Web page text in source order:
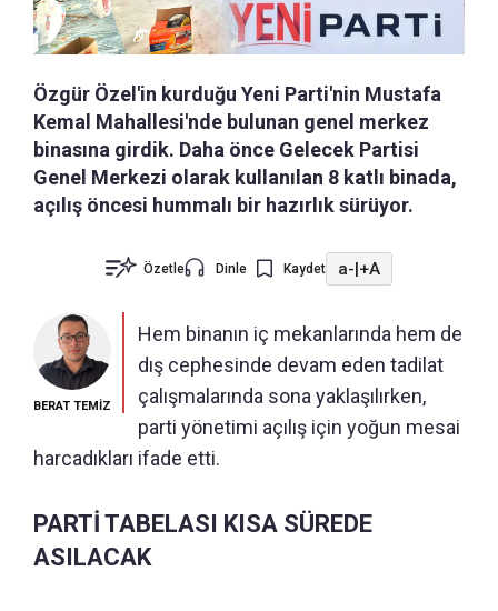
Özgür Özel'in kurduğu Yeni Parti'nin Mustafa
Kemal Mahallesi'nde bulunan genel merkez
binasına girdik. Daha önce Gelecek Partisi
Genel Merkezi olarak kullanılan 8 katlı binada,
açılış öncesi hummalı bir hazırlık sürüyor.
Özetle Dinle Kaydet a-|+A
BERAT TEMİZ
Hem binanın iç mekanlarında hem de
dış cephesinde devam eden tadilat
çalışmalarında sona yaklaşılırken,
parti yönetimi açılış için yoğun mesai
harcadıkları ifade etti.
PARTİ TABELASI KISA SÜREDE
ASILACAK